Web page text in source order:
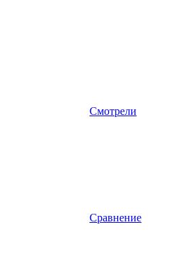
Смотрели
Сравнение